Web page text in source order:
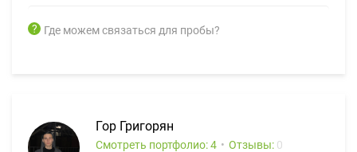
Где можем связаться для пробы?
Гор Григорян
Смотреть портфолио: 4 Отзывы: 0